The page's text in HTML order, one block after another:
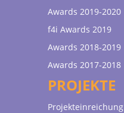
Awards 2019-2020
f4i Awards 2019
Awards 2018-2019
Awards 2017-2018
PROJEKTE
Projekteinreichung